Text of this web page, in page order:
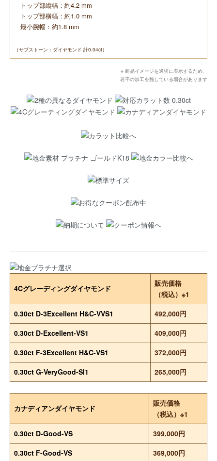
トップ部縦幅：約4.2 mm
トップ部横幅：約1.0 mm
最小腕幅：約1.8 mm
（サブストーン：ダイヤモンド 計0.04ct）
※ 商品イメージを適切に表示するため、
若干の加工を施している場合があります
4Cグレーディングダイヤモンド
販売価格
（税込）※1
0.30ct D-3Excellent H&C-VVS1
492,000円
0.30ct D-Excellent-VS1
409,000円
0.30ct F-3Excellent H&C-VS1
372,000円
0.30ct G-VeryGood-SI1
265,000円
カナディアンダイヤモンド
販売価格
（税込）※1
0.30ct D-Good-VS
399,000円
0.30ct F-Good-VS
369,000円